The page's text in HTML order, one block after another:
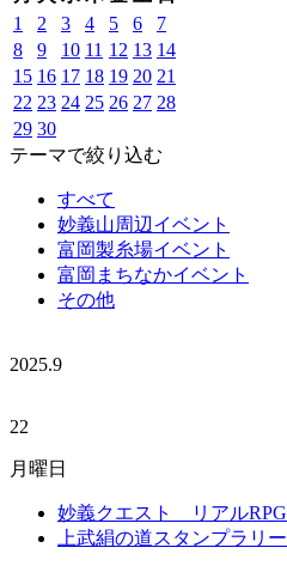
1
2 3 4 5 6
7
8
9 10 11 12 13 14
15 16 17 18 19 20 21
22 23 24 25 26 27 28
29 30
テーマで絞り込む
すべて
妙義山周辺イベント
富岡製糸場イベント
富岡まちなかイベント
その他
2025.9
22
月曜日
妙義クエスト リアルRPG
上武絹の道スタンプラリー